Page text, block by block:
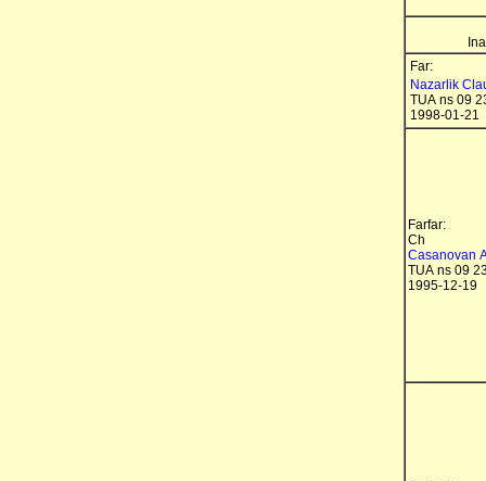
Far:
Nazarlik
TUA ns 09
1998-01-21
Farfar:
Ch
Casanovan
TUA ns 09
1995-12-19